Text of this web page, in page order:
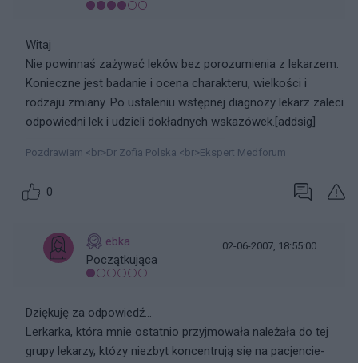
Witaj
Nie powinnaś zażywać leków bez porozumienia z lekarzem.
Konieczne jest badanie i ocena charakteru, wielkości i
rodzaju zmiany. Po ustaleniu wstępnej diagnozy lekarz zaleci
odpowiedni lek i udzieli dokładnych wskazówek.[addsig]
Pozdrawiam <br>Dr Zofia Polska <br>Ekspert Medforum
0
ebka
Początkująca
02-06-2007, 18:55:00
Dziękuję za odpowiedź...
Lerkarka, która mnie ostatnio przyjmowała należała do tej
grupy lekarzy, któzy niezbyt koncentrują się na pacjencie-